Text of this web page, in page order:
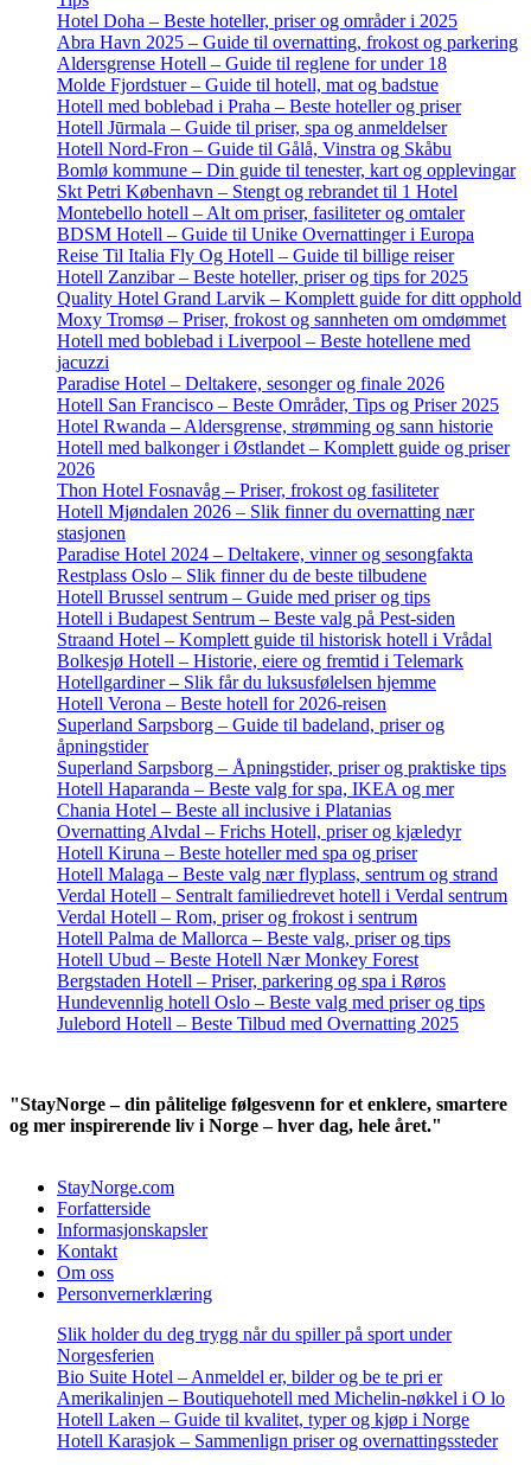
Hotel Doha – Beste hoteller, priser og områder i 2025
Abra Havn 2025 – Guide til overnatting, frokost og parkering
Aldersgrense Hotell – Guide til reglene for under 18
Molde Fjordstuer – Guide til hotell, mat og badstue
Hotell med boblebad i Praha – Beste hoteller og priser
Hotell Jūrmala – Guide til priser, spa og anmeldelser
Hotell Nord-Fron – Guide til Gålå, Vinstra og Skåbu
Bomlø kommune – Din guide til tenester, kart og opplevingar
Skt Petri København – Stengt og rebrandet til 1 Hotel
Montebello hotell – Alt om priser, fasiliteter og omtaler
BDSM Hotell – Guide til Unike Overnattinger i Europa
Reise Til Italia Fly Og Hotell – Guide til billige reiser
Hotell Zanzibar – Beste hoteller, priser og tips for 2025
Quality Hotel Grand Larvik – Komplett guide for ditt opphold
Moxy Tromsø – Priser, frokost og sannheten om omdømmet
Hotell med boblebad i Liverpool – Beste hotellene med
jacuzzi
Paradise Hotel – Deltakere, sesonger og finale 2026
Hotell San Francisco – Beste Områder, Tips og Priser 2025
Hotel Rwanda – Aldersgrense, strømming og sann historie
Hotell med balkonger i Østlandet – Komplett guide og priser
2026
Thon Hotel Fosnavåg – Priser, frokost og fasiliteter
Hotell Mjøndalen 2026 – Slik finner du overnatting nær
stasjonen
Paradise Hotel 2024 – Deltakere, vinner og sesongfakta
Restplass Oslo – Slik finner du de beste tilbudene
Hotell Brussel sentrum – Guide med priser og tips
Hotell i Budapest Sentrum – Beste valg på Pest-siden
Straand Hotel – Komplett guide til historisk hotell i Vrådal
Bolkesjø Hotell – Historie, eiere og fremtid i Telemark
Hotellgardiner – Slik får du luksusfølelsen hjemme
Hotell Verona – Beste hotell for 2026-reisen
Superland Sarpsborg – Guide til badeland, priser og
åpningstider
Superland Sarpsborg – Åpningstider, priser og praktiske tips
Hotell Haparanda – Beste valg for spa, IKEA og mer
Chania Hotel – Beste all inclusive i Platanias
Overnatting Alvdal – Frichs Hotell, priser og kjæledyr
Hotell Kiruna – Beste hoteller med spa og priser
Hotell Malaga – Beste valg nær flyplass, sentrum og strand
Verdal Hotell – Sentralt familiedrevet hotell i Verdal sentrum
Verdal Hotell – Rom, priser og frokost i sentrum
Hotell Palma de Mallorca – Beste valg, priser og tips
Hotell Ubud – Beste Hotell Nær Monkey Forest
Bergstaden Hotell – Priser, parkering og spa i Røros
Hundevennlig hotell Oslo – Beste valg med priser og tips
Julebord Hotell – Beste Tilbud med Overnatting 2025
"StayNorge – din pålitelige følgesvenn for et enklere, smartere
og mer inspirerende liv i Norge – hver dag, hele året."
StayNorge.com
Forfatterside
Informasjonskapsler
Kontakt
Om oss
Personvernerklæring
Slik holder du deg trygg når du spiller på sport under
Norgesferien
Bio Suite Hotel – Anmeldel er, bilder og be te pri er
Amerikalinjen – Boutiquehotell med Michelin-nøkkel i O lo
Hotell Laken – Guide til kvalitet, typer og kjøp i Norge
Hotell Karasjok – Sammenlign priser og overnattingssteder